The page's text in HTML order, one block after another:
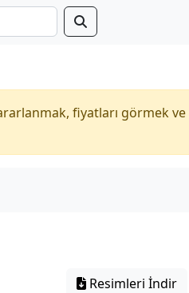
fiyatları görmek
Resimleri İndir